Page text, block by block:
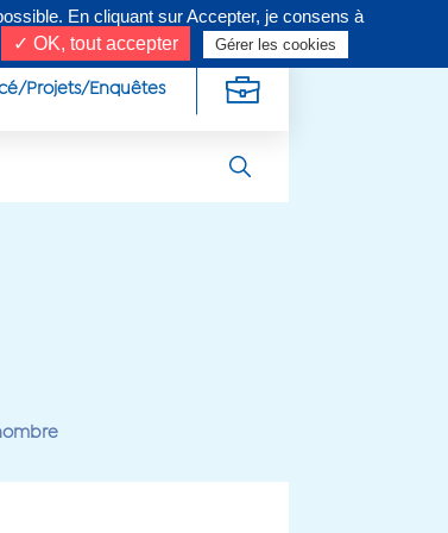
Projets/Enquêtes
En cliquant sur Accepter, je consens à
✓ OK, tout accepter Gérer les cookies